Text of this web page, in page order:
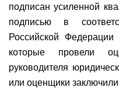
подписан усиленной
подписью в
Российской
которые провели
руководителя
или оценщики